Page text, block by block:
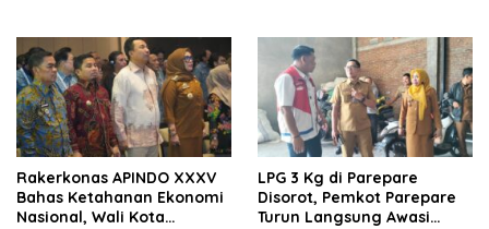
Rakerkonas APINDO XXXV
Bahas Ketahanan Ekonomi
Nasional, Wali Kota
LPG 3 Kg di Parepare
Disorot, Pemkot Parepare
Turun Langsung Awasi